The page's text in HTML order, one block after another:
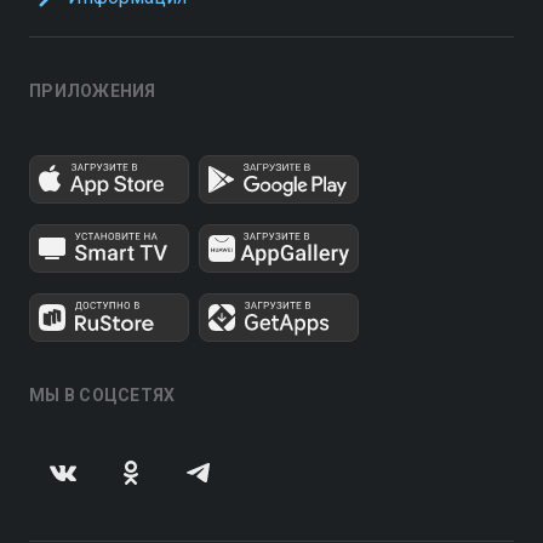
ПРИЛОЖЕНИЯ
МЫ В СОЦСЕТЯХ